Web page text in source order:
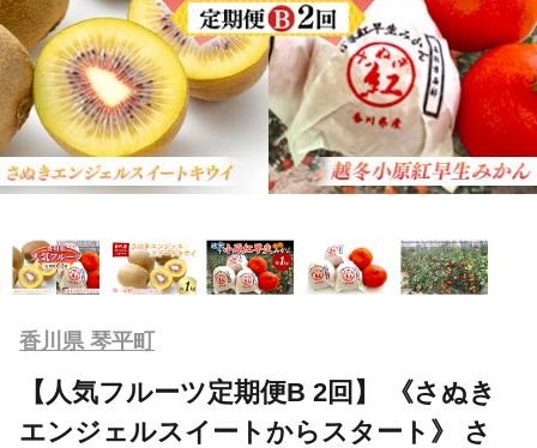
香川県 琴平町
【人気フルーツ定期便B 2回】 《さぬき
エンジェルスイートからスタート》 さ